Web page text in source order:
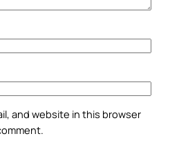
and website in this browser